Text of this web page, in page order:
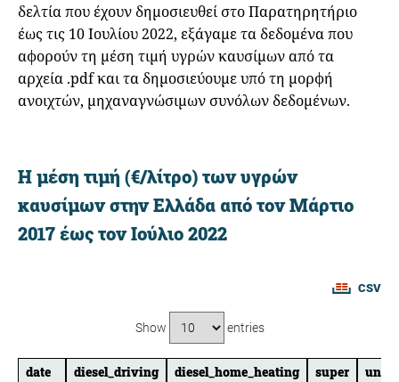
δελτία που έχουν δημοσιευθεί στο Παρατηρητήριο
έως τις 10 Ιουλίου 2022, εξάγαμε τα δεδομένα που
αφορούν τη μέση τιμή υγρών καυσίμων από τα
αρχεία .pdf και τα δημοσιεύουμε υπό τη μορφή
ανοιχτών, μηχαναγνώσιμων συνόλων δεδομένων.
H μέση τιμή (€/λίτρο) των υγρών
καυσίμων στην Ελλάδα από τον Μάρτιο
2017 έως τον Ιούλιο 2022
CSV
Show entries
date diesel_driving diesel_home_heating super